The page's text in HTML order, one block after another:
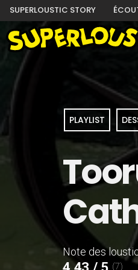
SUPERLOUSTIC STORY
PLAYLIST
Note des
(7)